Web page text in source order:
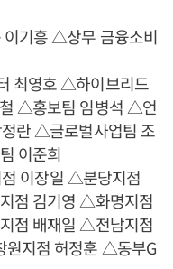
기흥 △상무 금융소비
최영호 △하이브리드
△홍보팀 임병석 △언
란 △글로벌사업팀 조
이준희
이장일 △분당지점
점 김기영 △화명지점
점 배재일 △전남지점
지점 허정훈 △동부G